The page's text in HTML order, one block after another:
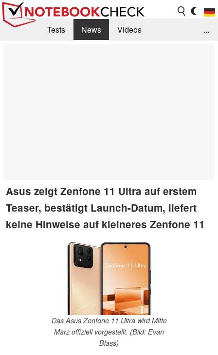
Tests News
Videos
...
Asus zeigt Zenfone 11 Ultra auf erstem
Teaser, bestätigt Launch-Datum, liefert
keine Hinweise auf kleineres Zenfone 11
Das Asus Zenfone 11 Ultra wird Mitte
März offiziell vorgestellt. (Bild: Evan
Blass)